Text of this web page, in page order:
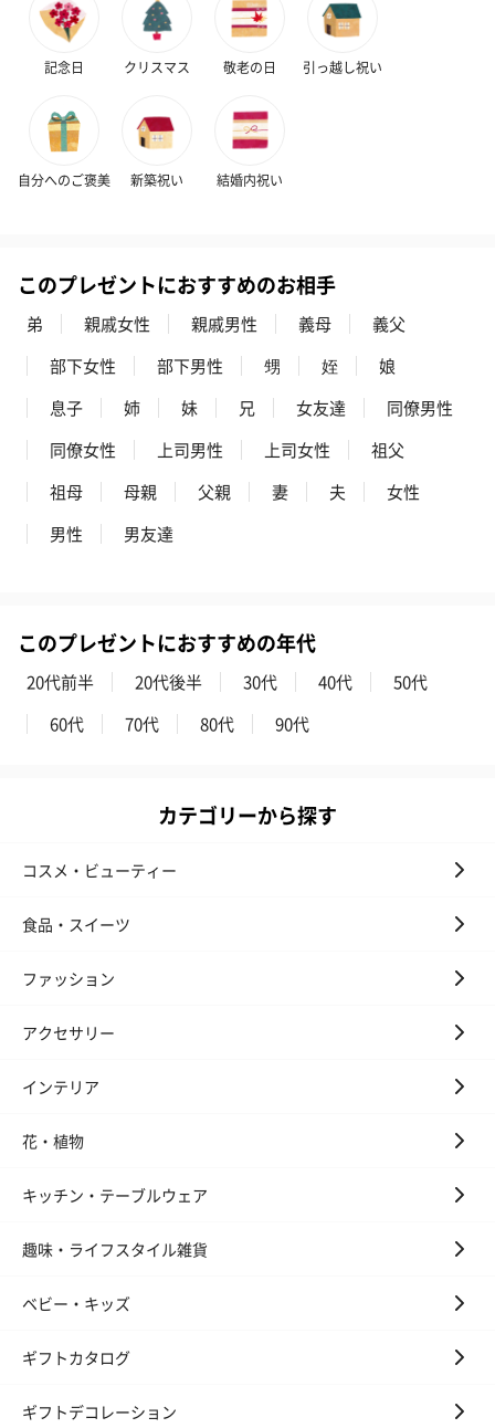
フラッグカプセル：イ
（END）（880円）
フラッグカプセル：イ
（St.OSMANTHUS）
（880円）
お酒を同梱してお届けいたします。
※20歳未満の方への酒類の販売はいたしません。
ディット（712円）
おつまみ・その他
お酒にぴったりのおつまみ・サプリを同梱してお届けいたしま
いぶりがっことチーズ
しょっつるナ
記念日 クリスマス 敬老の日 引っ越し祝い
自分へのご褒美 新築祝い 結婚内祝い
このプレゼントにおすすめのお相手
弟 親戚女性 親戚男性 義母
義父
部下女性
部下男性 甥 姪
娘
息子
姉 妹 兄 女友達
同僚男性
同僚女性
上司男性 上司女性
祖父
祖母
母親 父親 妻 夫
女性
男性
男友達
このプレゼントにおすすめの年代
20代前半 20代後半 30代 40代
50代
60代
70代 80代 90代
カテゴリーから探す
コスメ・ビューティー
食品・スイーツ
ファッション
アクセサリー
インテリア
花・植物
キッチン・テーブルウェア
趣味・ライフスタイル雑貨
ベビー・キッズ
ギフトカタログ
ギフトデコレーション